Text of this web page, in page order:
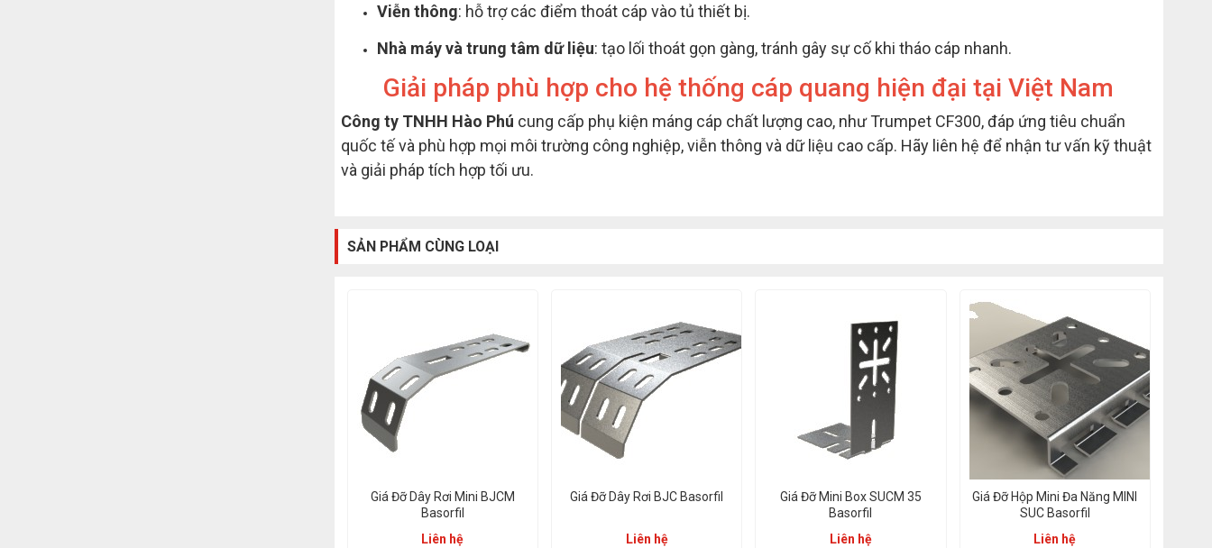
Viễn thông: hỗ trợ các điểm thoát cáp vào tủ thiết bị.
Nhà máy và trung tâm dữ liệu: tạo lối thoát gọn gàng, tránh gây sự cố khi tháo cáp nhanh.
Giải pháp phù hợp cho hệ thống cáp quang hiện đại tại Việt Nam
Công ty TNHH Hào Phú cung cấp phụ kiện máng cáp chất lượng cao, như Trumpet CF300, đáp ứng tiêu chuẩn
quốc tế và phù hợp mọi môi trường công nghiệp, viễn thông và dữ liệu cao cấp. Hãy liên hệ để nhận tư vấn kỹ thuật
và giải pháp tích hợp tối ưu.
SẢN PHẨM CÙNG LOẠI
Giá Đỡ Dây Rơi Mini BJCM
Basorfil
Liên hệ
Giá Đỡ Dây Rơi BJC Basorfil
Liên hệ
Giá Đỡ Mini Box SUCM 35
Basorfil
Liên hệ
Giá Đỡ Hộp Mini Đa Năng MINI
SUC Basorfil
Liên hệ